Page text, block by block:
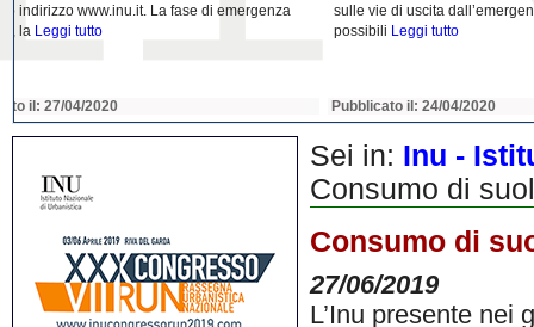
(AIAPP) in occasione della Giornata Mondiale della
Terra 2020Leggi tutto
Pubblicato il: 22/04/2020
Domenico Moccia.
dell'architettura
Pubblicato il: 22/
Sei in: Inu -
Consumo di
Consumo di
27/06/2019
L’Inu presente nei